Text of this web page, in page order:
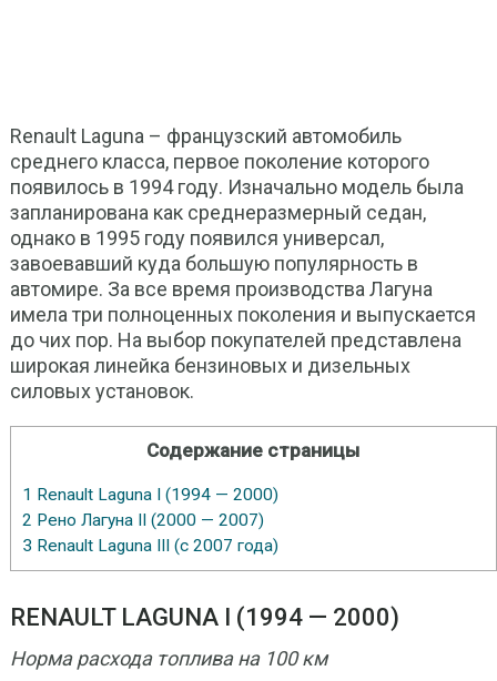
Renault Laguna – французский автомобиль
среднего класса, первое поколение которого
появилось в 1994 году. Изначально модель была
запланирована как среднеразмерный седан,
однако в 1995 году появился универсал,
завоевавший куда большую популярность в
автомире. За все время производства Лагуна
имела три полноценных поколения и выпускается
до чих пор. На выбор покупателей представлена
широкая линейка бензиновых и дизельных
силовых установок.
Содержание страницы
1 Renault Laguna I (1994 — 2000)
2 Рено Лагуна II (2000 — 2007)
3 Renault Laguna III (с 2007 года)
RENAULT LAGUNA I (1994 — 2000)
Норма расхода топлива на 100 км